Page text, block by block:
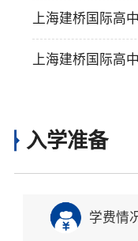
划和考试详情
上海建桥国际高
上海建桥国际高
入学准备
学费情